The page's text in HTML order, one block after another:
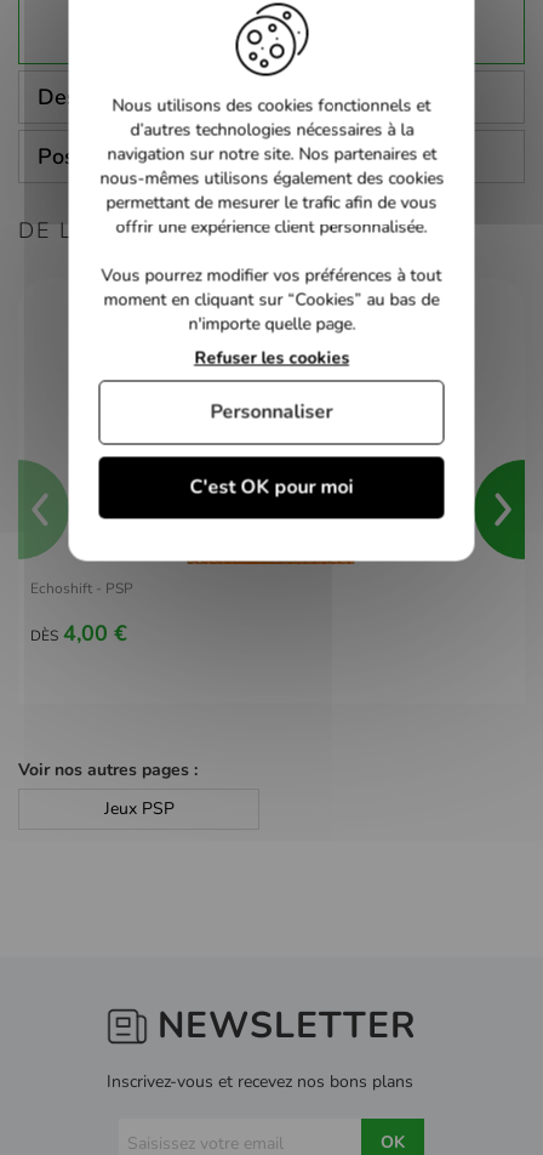
Description
Poser une question
DE LA MÊME CONSOLE
Echoshift - PSP
DÈS 4,00 €
Voir nos autres pages :
Jeux PSP
NEWSLETTER
Inscrivez-vous et recevez nos bons plans
OK
Nous utilisons des cookies fonctionnels et
d’autres technologies nécessaires à la
navigation sur notre site. Nos partenaires et
nous-mêmes utilisons également des cookies
permettant de mesurer le trafic afin de vous
offrir une expérience client personnalisée.
Vous pourrez modifier vos préférences à tout
moment en cliquant sur “Cookies” au bas de
n'importe quelle page.
C'est OK pour moi
Refuser les cookies
Personnaliser